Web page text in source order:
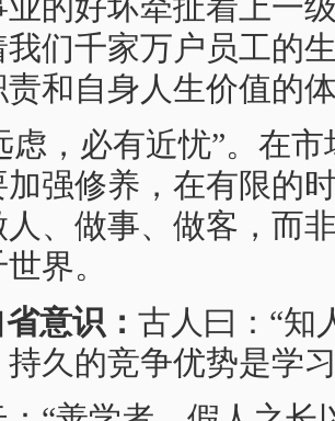
的好坏牵扯着上一
们千家万户员工的
和自身人生价值的
虑，必有近忧”。在
强修养，在有限的
、做事、做客，而
界。
意识： 古人曰：“知
持久的竞争优势是学